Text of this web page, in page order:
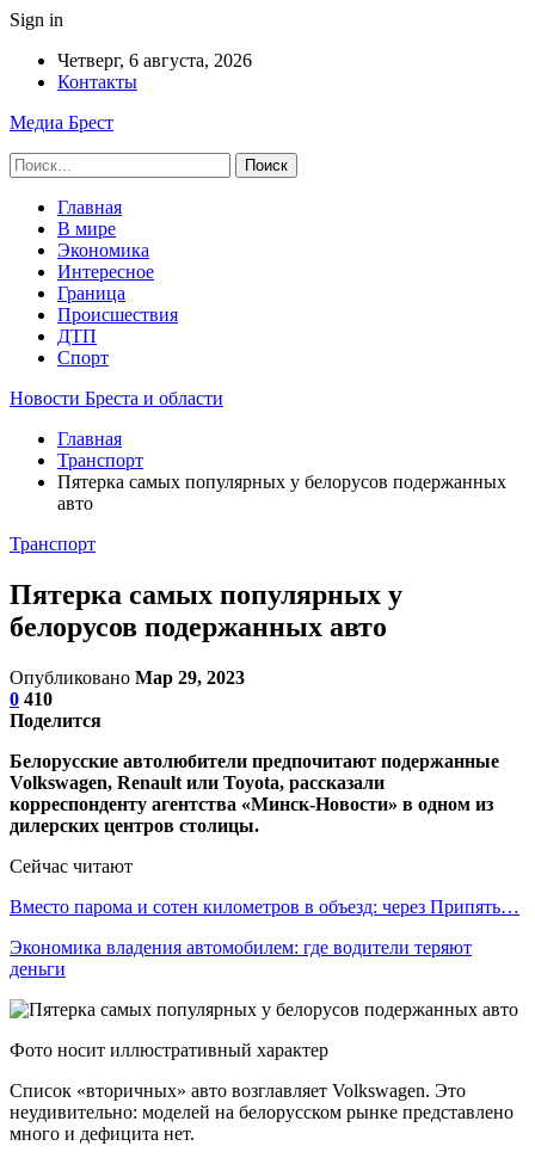
Sign in
Четверг, 6 августа, 2026
Контакты
Медиа Брест
Главная
В мире
Экономика
Интересное
Граница
Происшествия
ДТП
Спорт
Новости Бреста и области
Главная
Транспорт
Пятерка самых популярных у белорусов подержанных
авто
Транспорт
Пятерка самых популярных у
белорусов подержанных авто
Опубликовано Мар 29, 2023
0 410
Поделится
Белорусские автолюбители предпочитают подержанные
Volkswagen, Renault или Toyota, рассказали
корреспонденту агентства «Минск-Новости» в одном из
дилерских центров столицы.
Сейчас читают
Вместо парома и сотен километров в объезд: через Припять…
Экономика владения автомобилем: где водители теряют
деньги
Фото носит иллюстративный характер
Список «вторичных» авто возглавляет Volkswagen. Это
неудивительно: моделей на белорусском рынке представлено
много и дефицита нет.